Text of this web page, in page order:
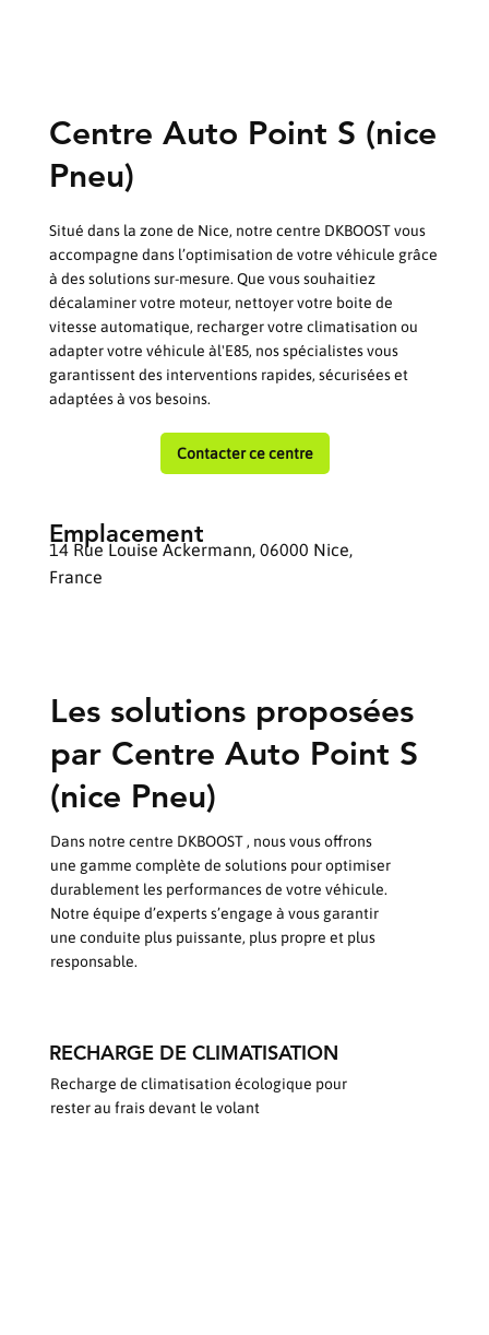
Centre Auto Point S (nice
Pneu)
Situé dans la zone de Nice, notre centre DKBOOST vous
accompagne dans l’optimisation de votre véhicule grâce
à des solutions sur-mesure. Que vous souhaitiez
décalaminer votre moteur, nettoyer votre boite de
vitesse automatique, recharger votre climatisation ou
adapter votre véhicule àl'E85, nos spécialistes vous
garantissent des interventions rapides, sécurisées et
adaptées à vos besoins.
Contacter ce centre
Emplacement
14 Rue Louise Ackermann, 06000 Nice,
France
Les solutions proposées
par Centre Auto Point S
(nice Pneu)
Dans notre centre DKBOOST , nous vous offrons
une gamme complète de solutions pour optimiser
durablement les performances de votre véhicule.
Notre équipe d’experts s’engage à vous garantir
une conduite plus puissante, plus propre et plus
responsable.
RECHARGE DE CLIMATISATION
Recharge de climatisation écologique pour
rester au frais devant le volant